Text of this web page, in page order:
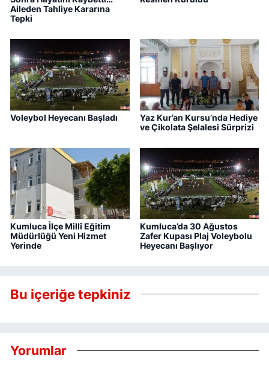
Aileden Tahliye Kararına
Tepki
Voleybol Heyecanı Başladı
Yaz Kur’an Kursu’nda Hediye
ve Çikolata Şelalesi Sürprizi
Kumluca İlçe Millî Eğitim
Müdürlüğü Yeni Hizmet
Yerinde
Kumluca’da 30 Ağustos
Zafer Kupası Plaj Voleybolu
Heyecanı Başlıyor
Bu içeriğe tepkiniz
Yorumlar